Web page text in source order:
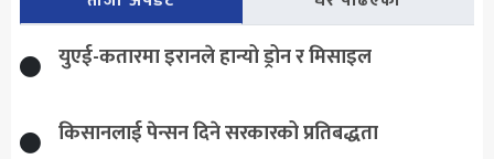
युएई-कतारमा इरानले हान्यो ड्रोन र मिसाइल
किसानलाई पेन्सन दिने सरकारको प्रतिबद्धता